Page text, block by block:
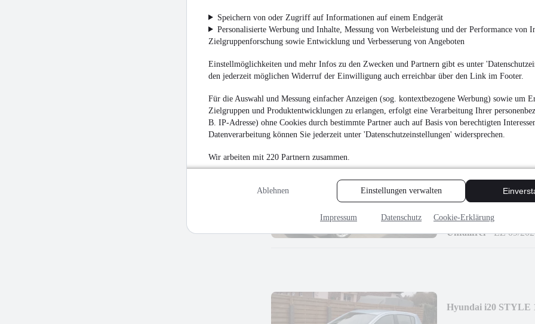
Speichern von oder Zugriff auf Informationen auf einem Endgerät
Personalisierte Werbung und Inhalte, Messung von Werbeleistung und der Performance von
Zielgruppenforschung sowie Entwicklung und Verbesserung von Angeboten
Einstellmöglichkeiten und mehr Infos zu den Zwecken und Partnern gibt es unter
den jederzeit möglichen Widerruf der Einwilligung auch erreichbar über den Link im Footer.
Für die Auswahl und Messung einfacher Anzeigen (sog. kontextbezogene Werbung) sowie um
Zielgruppen und Produktentwicklungen zu erlangen, erfolgt eine Verarbeitung Ihrer
B. IP-Adresse) ohne Cookies durch bestimmte Partner auch auf Basis von berechtigten
Datenverarbeitung können Sie jederzeit unter 'Datenschutzeinstellungen' widersprechen.
Wir arbeiten mit 220 Partnern zusammen.
Ablehnen Einstellungen verwalten
Impressum Datenschutz Cookie-Erklärung
Mazda CX-5
12.780 €
Finanzierung ab 136 € mtl.
Unfallfrei•EZ 12/
Citroën
22.980 €
Finanzierung ab
Unfallfrei•EZ 09/
Hyundai i20 STYLE